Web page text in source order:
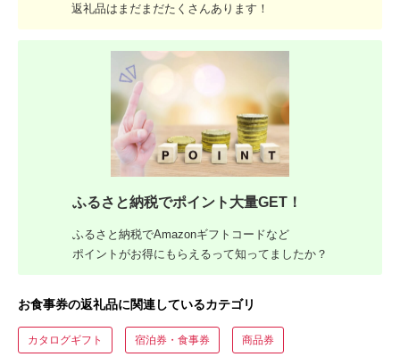
返礼品はまだまだたくさんあります！
ふるさと納税でポイント大量GET！
ふるさと納税でAmazonギフトコードなど
ポイントがお得にもらえるって知ってましたか？
お食事券の返礼品に関連しているカテゴリ
カタログギフト 宿泊券・食事券 商品券